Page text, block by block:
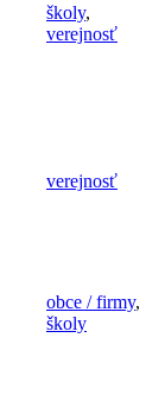
školy,
verejnosť
verejnosť
obce / firmy,
školy